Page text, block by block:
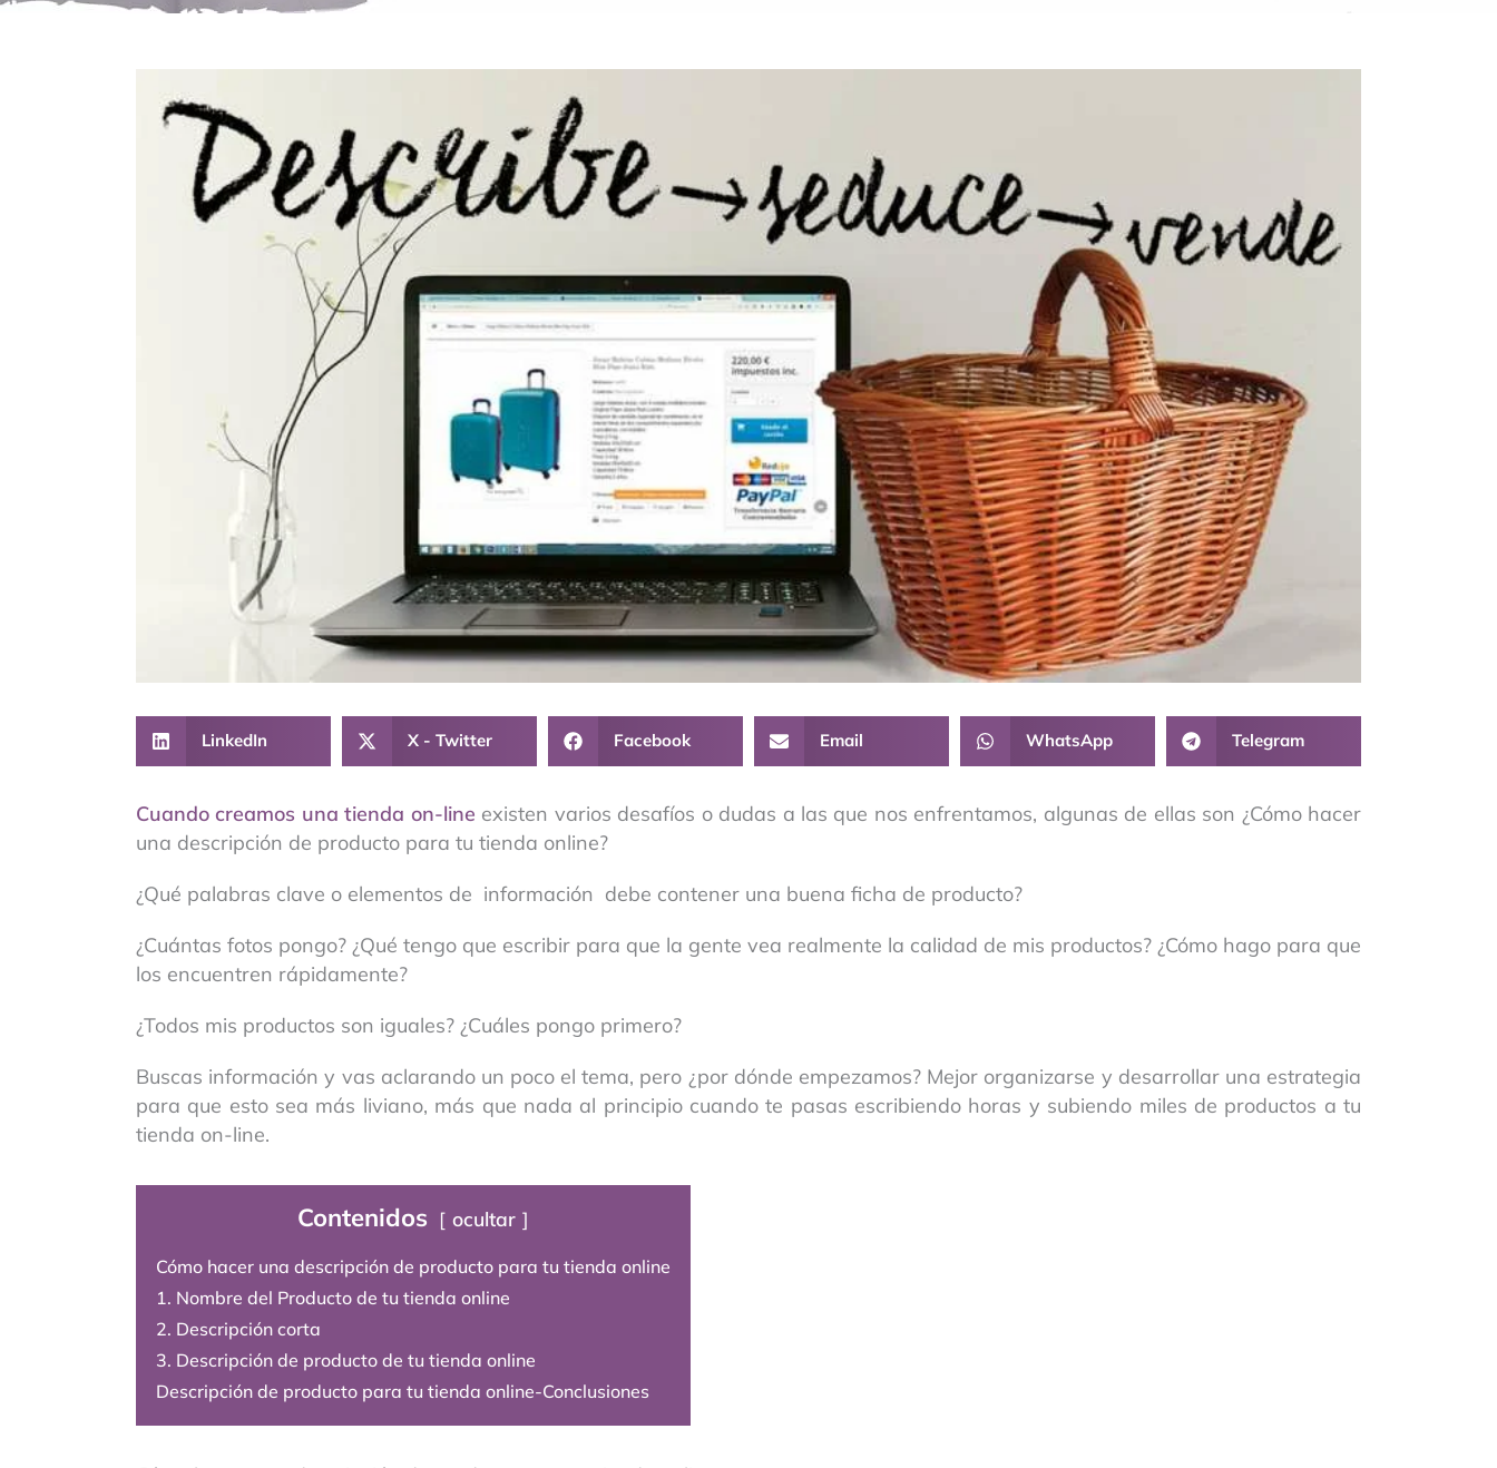
LinkedIn X - Twitter Facebook Email WhatsApp Telegram
Cuando creamos una tienda on-line existen varios desafíos o dudas a las que nos enfrentamos, algunas de ellas son ¿Cómo hacer
una descripción de producto para tu tienda online?
¿Qué palabras clave o elementos de información debe contener una buena ficha de producto?
¿Cuántas fotos pongo? ¿Qué tengo que escribir para que la gente vea realmente la calidad de mis productos? ¿Cómo hago para que
los encuentren rápidamente?
¿Todos mis productos son iguales? ¿Cuáles pongo primero?
Buscas información y vas aclarando un poco el tema, pero ¿por dónde empezamos? Mejor organizarse y desarrollar una estrategia
para que esto sea más liviano, más que nada al principio cuando te pasas escribiendo horas y subiendo miles de productos a tu
tienda on-line.
Contenidos ocultar
Cómo hacer una descripción de producto para tu tienda online
1. Nombre del Producto de tu tienda online
2. Descripción corta
3. Descripción de producto de tu tienda online
Descripción de producto para tu tienda online-Conclusiones